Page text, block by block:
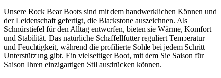
Unsere Rock Bear Boots sind mit dem handwerklichen Können und
der Leidenschaft gefertigt, die Blackstone auszeichnen. Als
Schnürstiefel für den Alltag entworfen, bieten sie Wärme, Komfort
und Stabilität. Das natürliche Schaffellfutter reguliert Temperatur
und Feuchtigkeit, während die profilierte Sohle bei jedem Schritt
Unterstützung gibt. Ein vielseitiger Boot, mit dem Sie Saison für
Saison Ihren einzigartigen Stil ausdrücken können.